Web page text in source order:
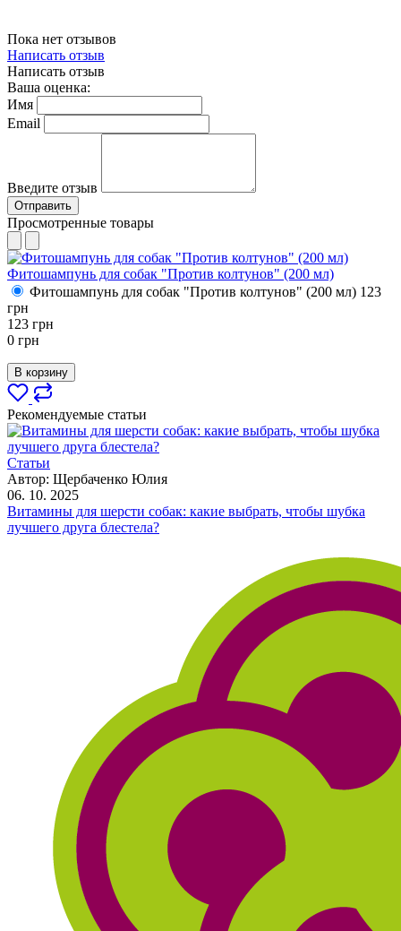
Пока нет отзывов
Написать отзыв
Написать отзыв
Ваша оценка:
Имя
Email
Введите отзыв
Отправить
Просмотренные товары
Фитошампунь для собак "Против колтунов" (200 мл)
Фитошампунь для собак "Против колтунов" (200 мл) 123
грн
123 грн
0 грн
В корзину
Рекомендуемые статьи
Статьи
Автор: Щербаченко Юлия
06. 10. 2025
Витамины для шерсти собак: какие выбрать, чтобы шубка
лучшего друга блестела?